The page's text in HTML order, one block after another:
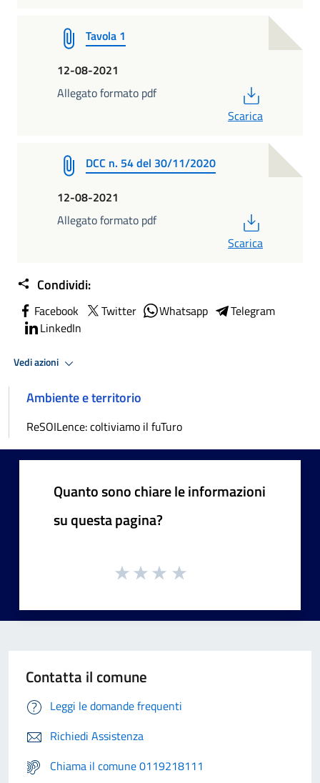
Tavola 1
12-08-2021
Allegato formato pdf
Scarica
DCC n. 54 del 30/11/2020
12-08-2021
Allegato formato pdf
Scarica
Condividi:
Facebook Twitter Whatsapp
Telegram
LinkedIn
Vedi azioni
Ambiente e territorio
ReSOILence: coltiviamo il fuTuro
Quanto sono chiare le informazioni
su questa pagina?
Contatta il comune
Leggi le domande frequenti
Richiedi Assistenza
Chiama il comune 0119218111